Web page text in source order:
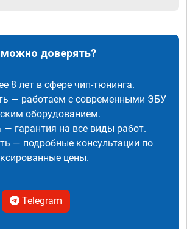
доверять?
8 лет в сфере чип-тюнинга.
— работаем с современными ЭБУ
оборудованием.
— гарантия на все виды работ.
— подробные консультации по
цены.
Telegram